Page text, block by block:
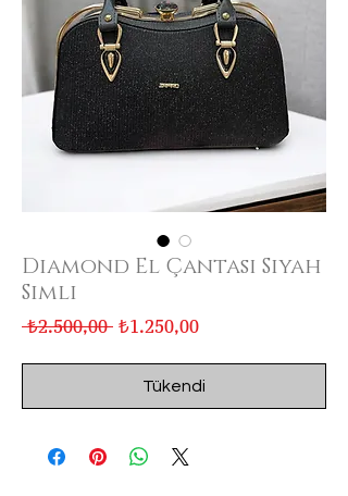
Diamond El Çantası Siyah
Simli
₺2.500,00 Normal
₺1.250,00İndirimli
Tükendi